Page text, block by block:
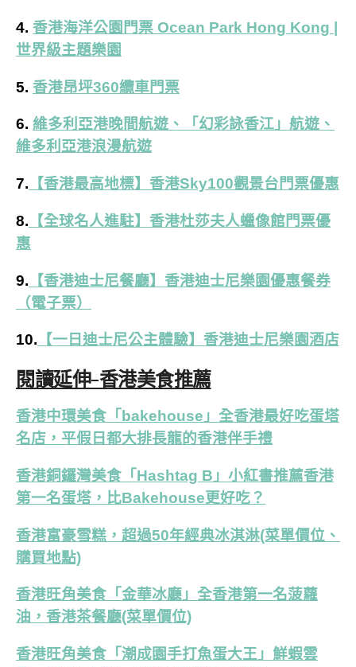
4. 香港海洋公園門票 Ocean Park Hong Kong |
世界級主題樂園
5. 香港昂坪360纜車門票
6. 維多利亞港晚間航遊、「幻彩詠香江」航遊、
維多利亞港浪漫航遊
7. 【香港最高地標】香港Sky100觀景台門票優惠
8. 【全球名人進駐】香港杜莎夫人蠟像館門票優
惠
9. 【香港迪士尼餐廳】香港迪士尼樂園優惠餐券
（電子票）
10. 【一日迪士尼公主體驗】香港迪士尼樂園酒店
閱讀延伸-香港美食推薦
香港中環美食「bakehouse」全香港最好吃蛋塔
名店，平假日都大排長龍的香港伴手禮
香港銅鑼灣美食「Hashtag B」小紅書推薦香港
第一名蛋塔，比Bakehouse更好吃？
香港富豪雪糕，超過50年經典冰淇淋(菜單價位、
購買地點)
香港旺角美食「金華冰廳」全香港第一名菠蘿
油，香港茶餐廳(菜單價位)
香港旺角美食「潮成園手打魚蛋大王」鮮蝦雲